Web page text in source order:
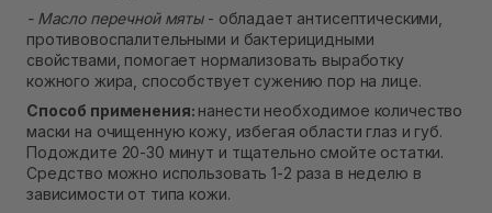
- Масло перечной мяты- обладает антисептическими,
противовоспалительными и бактерицидными
свойствами, помогает нормализовать выработку
кожного жира, способствует сужению пор на лице.
Способ применения: нанести необходимое количество
маски на очищенную кожу, избегая области глаз и губ.
Подождите 20-30 минут и тщательно смойте остатки.
Средство можно использовать 1-2 раза в неделю в
зависимости от типа кожи.